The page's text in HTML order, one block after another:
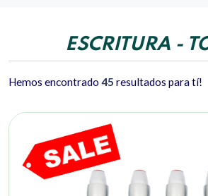
ESCRITURA -
Hemos encontrado 45 resultados para tí!